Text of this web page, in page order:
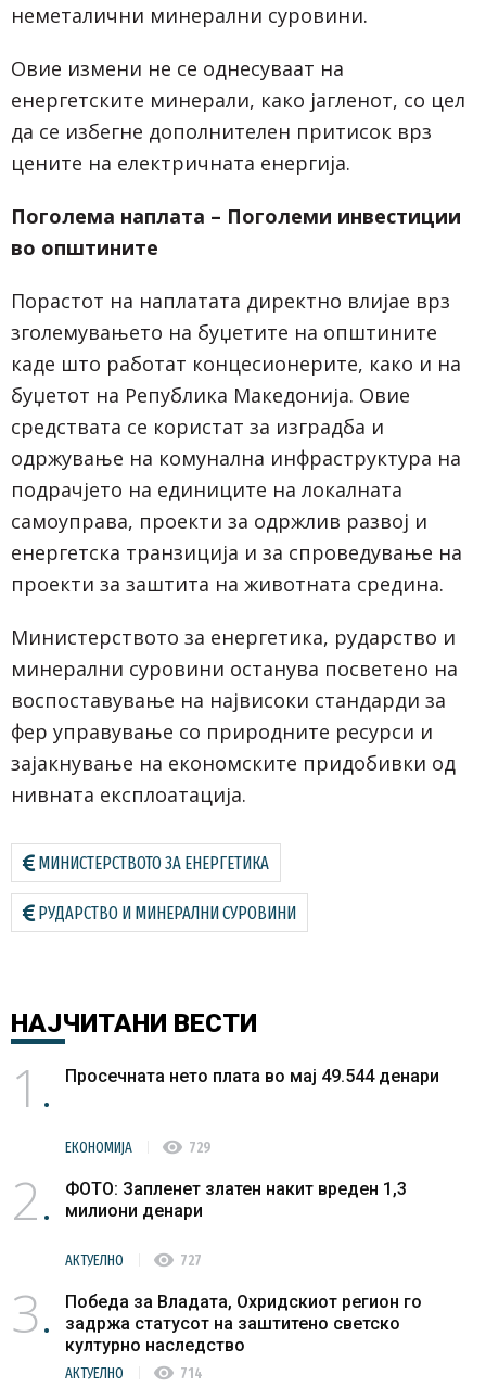
неметалични минерални суровини.
Овие измени не се однесуваат на
енергетските минерали, како јагленот, со цел
да се избегне дополнителен притисок врз
цените на електричната енергија.
Поголема наплата – Поголеми инвестиции
во општините
Порастот на наплатата директно влијае врз
зголемувањето на буџетите на општините
каде што работат концесионерите, како и на
буџетот на Република Македонија. Овие
средствата се користат за изградба и
одржување на комунална инфраструктура на
подрачјето на единиците на локалната
самоуправа, проекти за одржлив развој и
енергетска транзиција и за спроведување на
проекти за заштита на животната средина.
Министерството за енергетика, рударство и
минерални суровини останува посветено на
воспоставување на највисоки стандарди за
фер управување со природните ресурси и
зајакнување на економските придобивки од
нивната експлоатација.
МИНИСТЕРСТВОТО ЗА ЕНЕРГЕТИКА
РУДАРСТВО И МИНЕРАЛНИ СУРОВИНИ
НАЈЧИТАНИ ВЕСТИ
1 Просечната нето плата во мај 49.544 денари
ЕКОНОМИЈА visibility 729
2
ФОТО: Запленет златен накит вреден 1,3
милиони денари
АКТУЕЛНО visibility 727
3
Победа за Владата, Охридскиот регион го
задржа статусот на заштитено светско
културно наследство
АКТУЕЛНО visibility 714